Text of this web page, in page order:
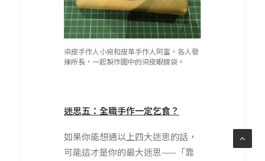
染皮手作人小宛和皮革手作人阿富，各人發
揮所長，一起製作圖中的染皮眼鏡袋。
迷思五：全職手作一定乞食？
如果你能想通以上四大迷思的話，
可能這才是你的最大迷思——「靠